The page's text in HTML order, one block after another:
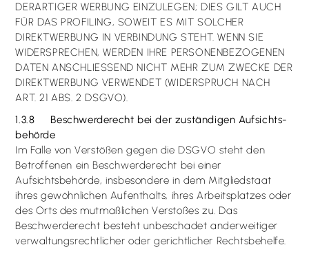
DERARTIGER WERBUNG EINZULEGEN; DIES GILT AUCH
FÜR DAS PROFILING, SOWEIT ES MIT SOLCHER
DIREKTWERBUNG IN VERBINDUNG STEHT. WENN SIE
WIDERSPRECHEN, WERDEN IHRE PERSONENBEZOGENEN
DATEN ANSCHLIESSEND NICHT MEHR ZUM ZWECKE DER
DIREKTWERBUNG VERWENDET (WIDERSPRUCH NACH
ART. 21 ABS. 2 DSGVO).
1.3.8 Beschwerde­recht bei der zuständigen Aufsichts­
behörde
Im Falle von Verstößen gegen die DSGVO steht den
Betroffenen ein Beschwerderecht bei einer
Aufsichtsbehörde, insbesondere in dem Mitgliedstaat
ihres gewöhnlichen Aufenthalts, ihres Arbeitsplatzes oder
des Orts des mutmaßlichen Verstoßes zu. Das
Beschwerderecht besteht unbeschadet anderweitiger
verwaltungsrechtlicher oder gerichtlicher Rechtsbehelfe.